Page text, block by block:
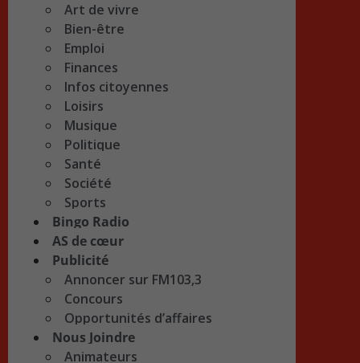
Art de vivre
Bien-être
Emploi
Finances
Infos citoyennes
Loisirs
Musique
Politique
Santé
Société
Sports
Bingo Radio
AS de cœur
Publicité
Annoncer sur FM103,3
Concours
Opportunités d’affaires
Nous Joindre
Animateurs